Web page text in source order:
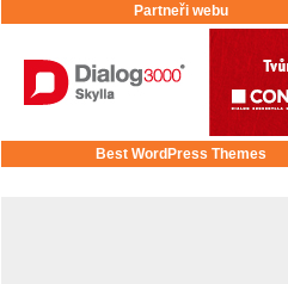
Partneři webu
Best WordPress Themes